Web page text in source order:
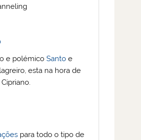
e polémicoSanto e
esta na hora de
Cipriano.
para todo o tipo de